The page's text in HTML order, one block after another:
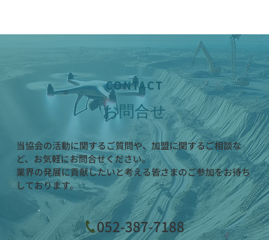
CONTACT
お問合せ
当協会の活動に関するご質問や、加盟に関するご相談な
ど、お気軽にお問合せください。
業界の発展に貢献したいと考える皆さまのご参加をお待ち
しております。
052-387-7188